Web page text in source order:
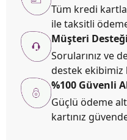
Tüm kredi
ile taksitli
Müşteri Desteği
Sorularınız ve
destek
%100 Güvenli
Güçlü ödeme
kartınız